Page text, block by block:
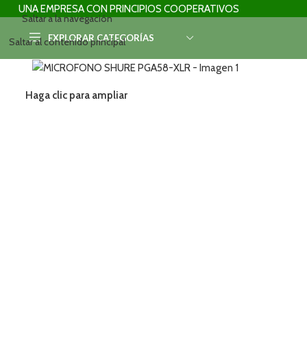
Saltar a la navegación
Saltar al contenido principal
UNA EMPRESA CON PRINCIPIOS COOPERATIVOS
EXPLORAR CATEGORÍAS
Haga clic para ampliar